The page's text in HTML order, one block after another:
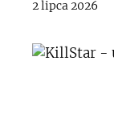
2 lipca 2026